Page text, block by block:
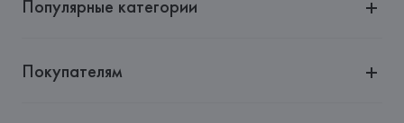
Популярные категории
Покупателям